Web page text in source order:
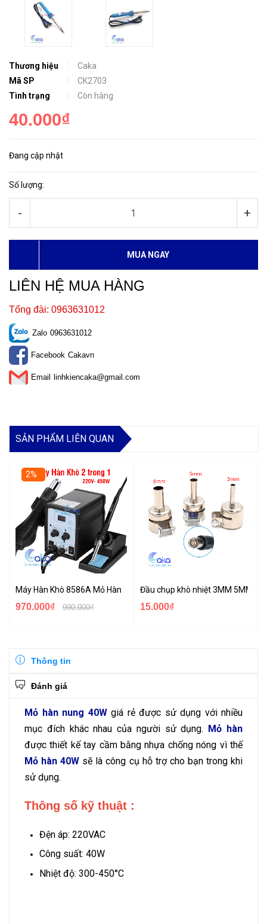
Thương hiệu
Caka
Mã SP
CK2703
Tình trạng
Còn hàng
40.000₫
Đang cập nhật
Số lượng:
- +
MUA NGAY
LIÊN HỆ MUA HÀNG
Tổng đài: 0963631012
Zalo 0963631012
Facebook Cakavn
Email linhkiencaka@gmail.com
SẢN PHẨM LIÊN QUAN
2%
Máy Hàn Khò 8586A Mỏ Hàn 2 Trong 1 Có Màn Hình Hiển Thị
970.000₫ 990.000₫
Đầu chụp khò nhiệt 3MM 5MM
15.000₫
Thông tin
Đánh giá
Mỏ hàn nung 40Wgiá rẻ được sử dụng với nhiều
mục đích khác nhau của người sử dụng. Mỏ hàn
được thiết kế tay cầm bằng nhựa chống nóng vì thế
Mỏ hàn 40W sẽ là công cụ hỗ trợ cho bạn trong khi
sử dụng.
Thông số kỹ thuật :
Đện áp: 220VAC
Công suất: 40W
Nhiệt độ: 300-450°C